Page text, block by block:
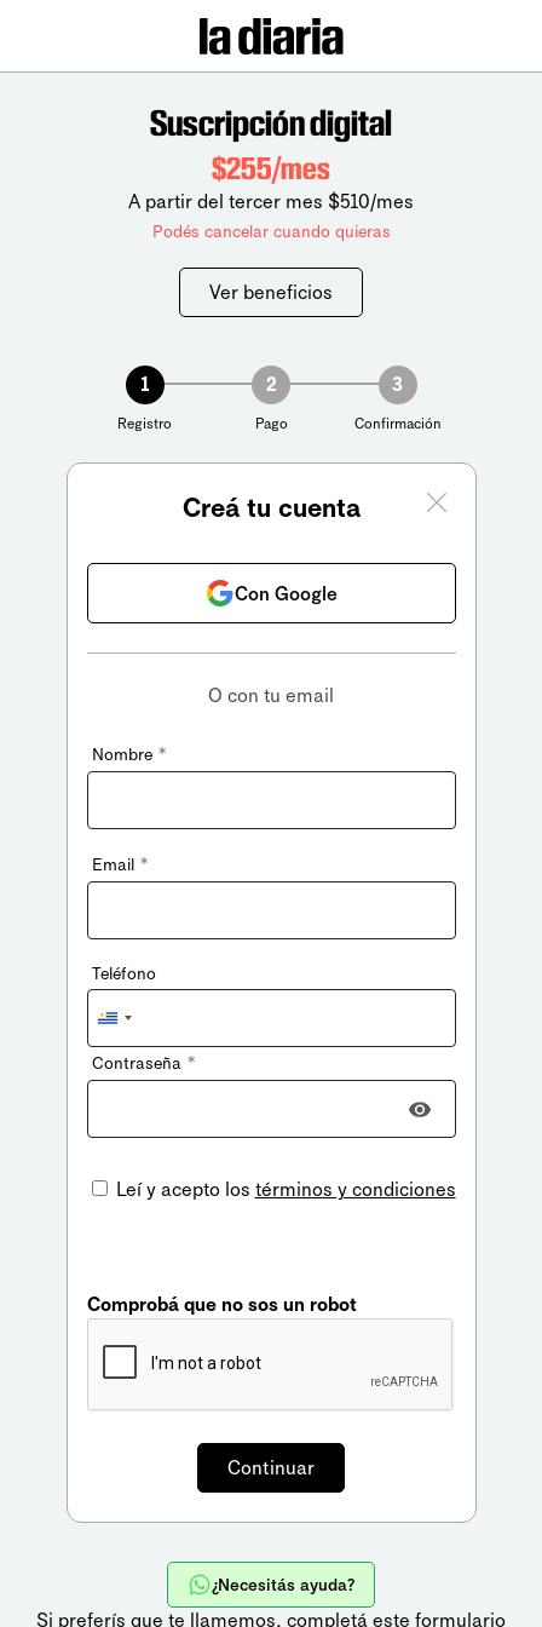
Suscripción digital
$255/mes
A partir del tercer mes $510/mes
Podés cancelar cuando quieras
Ver beneficios
1
Registro
2
Pago
3
Confirmación
Creá tu cuenta
Con Google
O con tu email
Nombre *
Email *
Teléfono
Uruguay
+598
Contraseña *
Leí y acepto los términos y condiciones
Comprobá que no sos un robot
¿Necesitás ayuda?
Si preferís que te llamemos, completá este formulario